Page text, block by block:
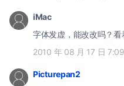
iMac
字体发虚，能改改吗？看
2010 年 08 月 17 日
Picturepan2